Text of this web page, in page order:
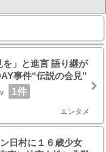
」と進言 語り継が
事件“伝説の会見”
1件
エンタメ
日村に１６歳少女